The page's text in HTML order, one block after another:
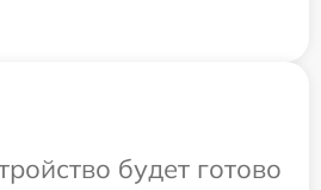
будет готово